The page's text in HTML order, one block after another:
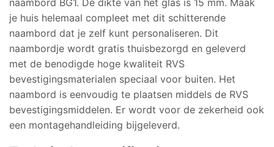
je huis helemaal compleet met dit schitterende
naambord dat je zelf kunt personaliseren. Dit
naambordje wordt gratis thuisbezorgd en geleverd
met de benodigde hoge kwaliteit RVS
bevestigingsmaterialen speciaal voor buiten. Het
naambord is eenvoudig te plaatsen middels de RVS
bevestigingsmiddelen. Er wordt voor de zekerheid ook
een montagehandleiding bijgeleverd.